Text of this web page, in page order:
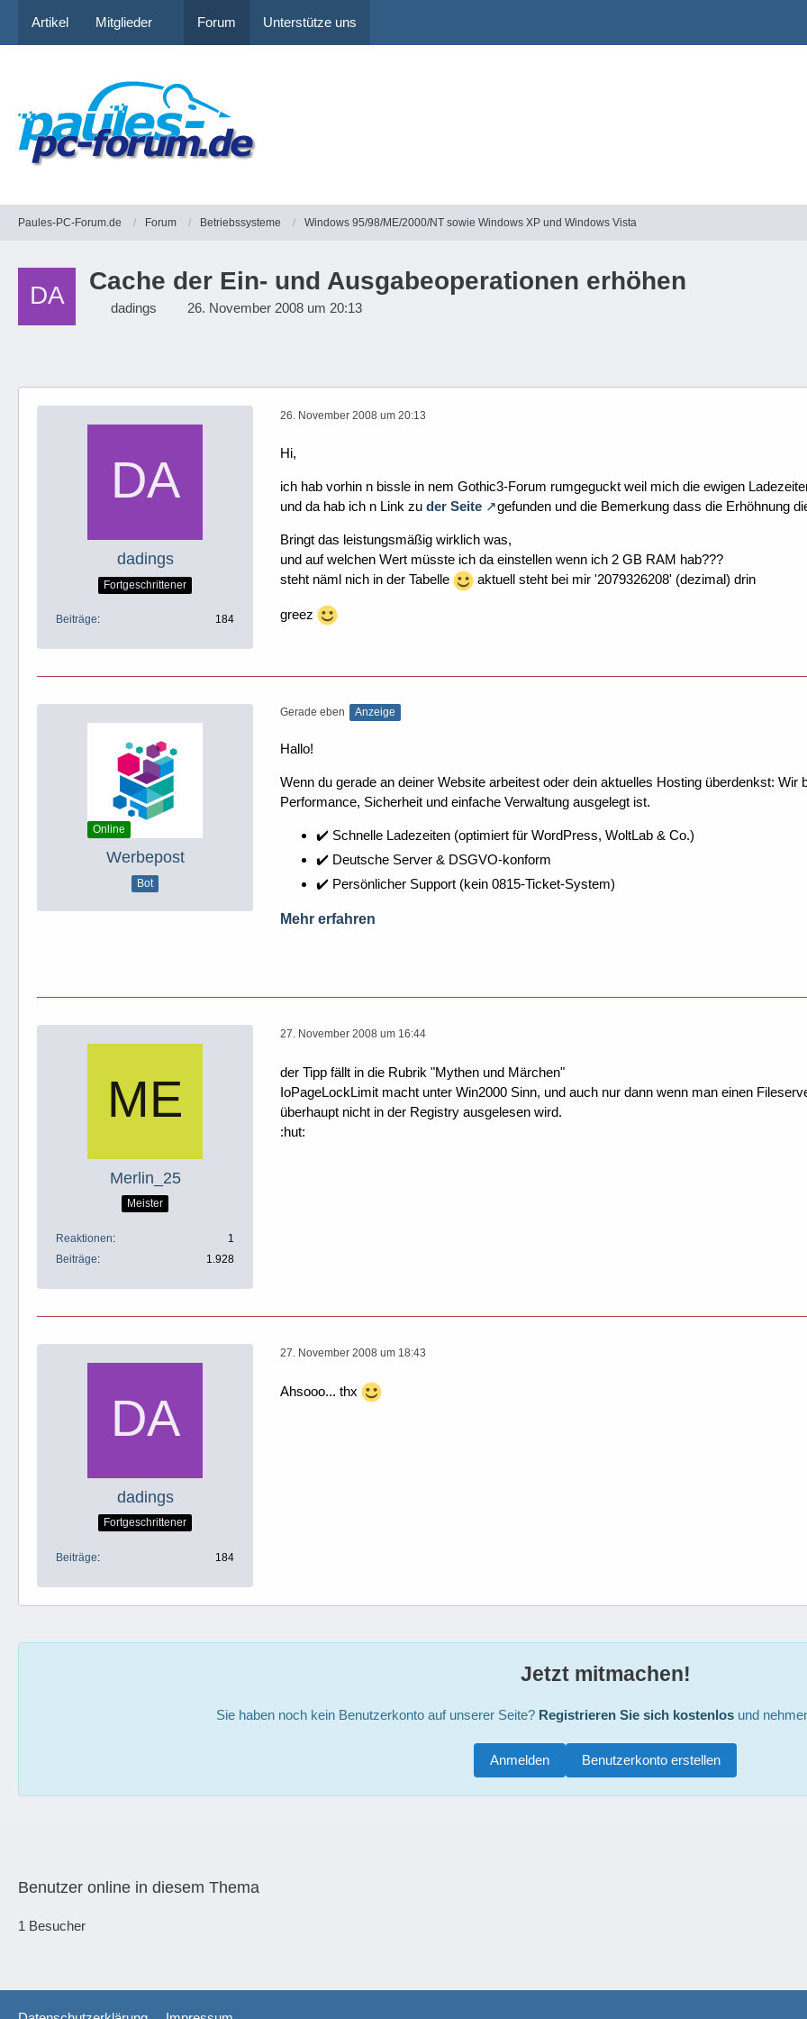
Artikel Mitglieder Forum Unterstütze uns
Paules-PC-Forum.de Forum Betriebssysteme Windows 95/98/ME/2000/NT sowie Windows XP und Windows Vista
Cache der Ein- und Ausgabeoperationen erhöhen
dadings 26. November 2008 um 20:13
dadings
Fortgeschrittener
Beiträge 184
26. November 2008 um 20:13
Hi,
ich hab vorhin n bissle in nem Gothic3-Forum rumgeguckt weil mich die ewigen
und da hab ich n Link zu der Seite gefunden und die Bemerkung dass die Erhöhnung
Bringt das leistungsmäßig wirklich was,
und auf welchen Wert müsste ich da einstellen wenn ich 2 GB RAM hab???
steht näml nich in der Tabelle
aktuell steht bei mir '2079326208' (dezimal) drin
greez
Online
Werbepost
Bot
Gerade eben Anzeige
Hallo!
Wenn du gerade an deiner Website arbeitest oder dein aktuelles Hosting überdenkst:
Performance, Sicherheit und einfache Verwaltung ausgelegt ist.
✔️ Schnelle Ladezeiten (optimiert für WordPress, WoltLab & Co.)
✔️ Deutsche Server & DSGVO-konform
✔️ Persönlicher Support (kein 0815-Ticket-System)
Mehr erfahren
Merlin_25
Meister
Reaktionen
1
Beiträge
1.928
27. November 2008 um 16:44
der Tipp fällt in die Rubrik "Mythen und Märchen"
IoPageLockLimit macht unter Win2000 Sinn, und auch nur dann wenn man einen
überhaupt nicht in der Registry ausgelesen wird.
:hut:
dadings
Fortgeschrittener
Beiträge 184
27. November 2008 um 18:43
Ahsooo... thx
Jetzt mitmachen!
Sie haben noch kein Benutzerkonto auf unserer Seite? Registrieren Sie sich kostenlosund
Benutzerkonto erstellen
Anmelden
Benutzer online in diesem Thema
1 Besucher